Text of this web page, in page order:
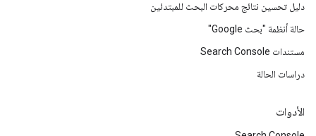
دليل تحسين نتائج محركات البحث للمبتدئين
حالة أنظمة "بحث Google"
مستندات Search Console
دراسات الحالة
الأدوات